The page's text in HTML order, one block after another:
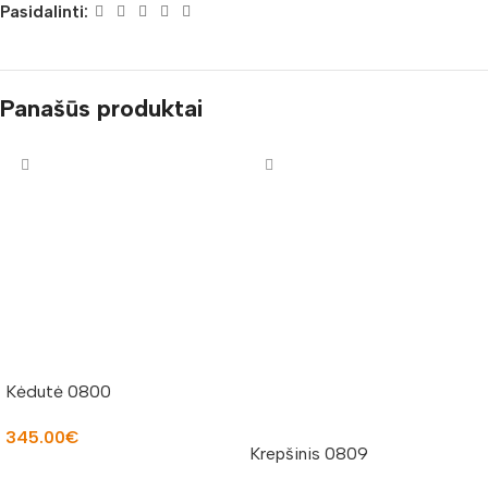
Pasidalinti:
Panašūs produktai
Kėdutė 0800
345.00€
Krepšinis 0809